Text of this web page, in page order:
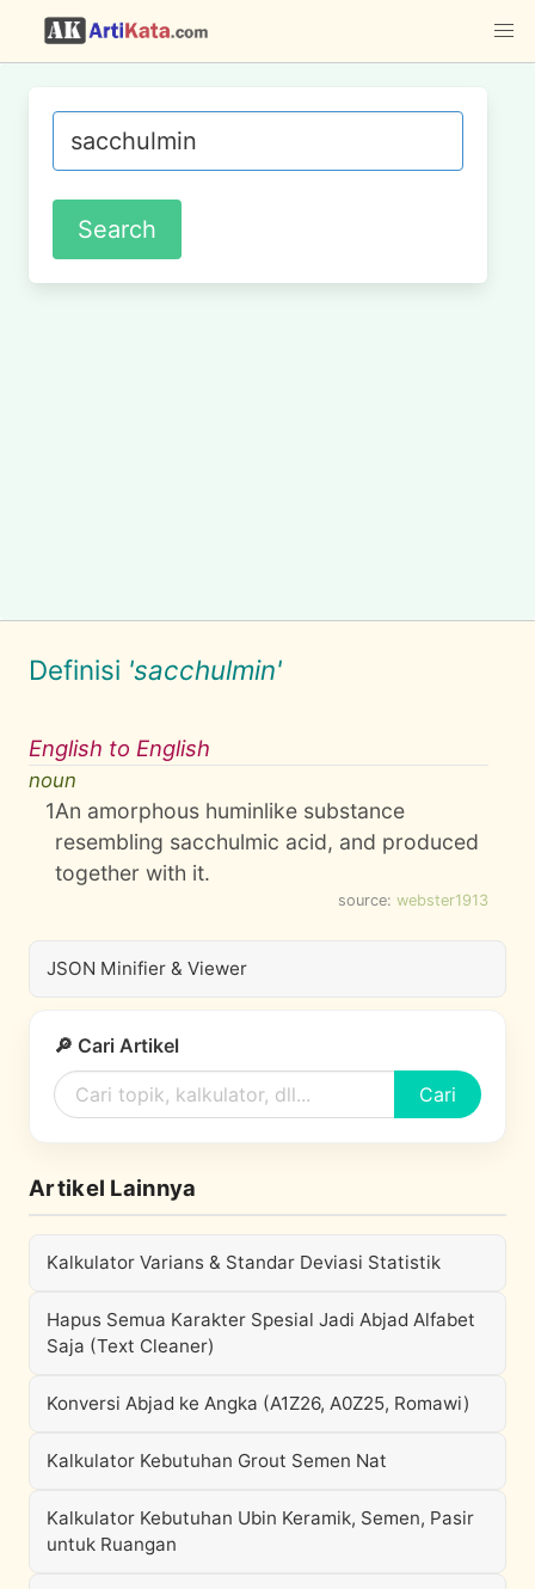
Definisi 'sacchulmin'
English to English
noun
1An amorphous huminlike substance
resembling sacchulmic acid, and produced
together with it.
source: webster1913
JSON Minifier & Viewer
🔎 Cari Artikel
Cari
Artikel Lainnya
Kalkulator Varians & Standar Deviasi Statistik
Hapus Semua Karakter Spesial Jadi Abjad Alfabet
Saja (Text Cleaner)
Konversi Abjad ke Angka (A1Z26, A0Z25, Romawi)
Kalkulator Kebutuhan Grout Semen Nat
Kalkulator Kebutuhan Ubin Keramik, Semen, Pasir
untuk Ruangan